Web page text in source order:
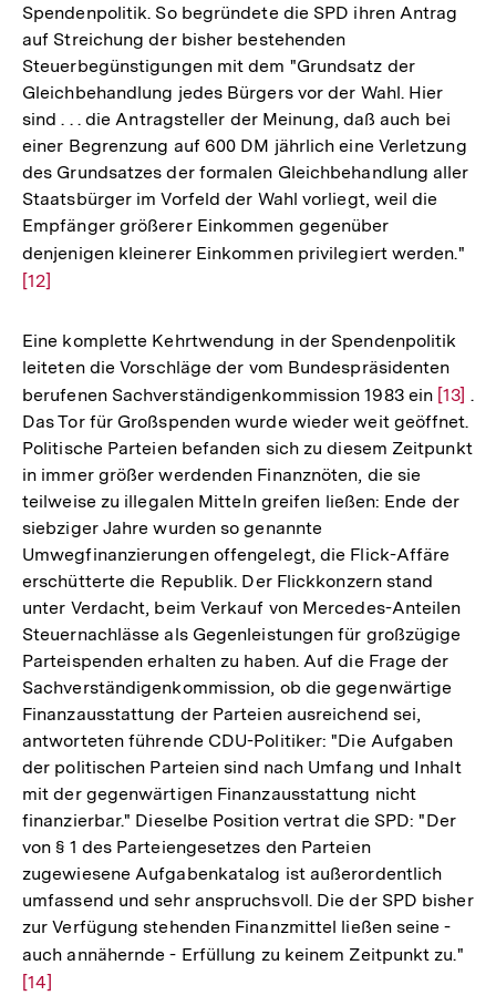
Spendenpolitik. So begründete die SPD ihren Antrag
auf Streichung der bisher bestehenden
Steuerbegünstigungen mit dem "Grundsatz der
Gleichbehandlung jedes Bürgers vor der Wahl. Hier
sind . . . die Antragsteller der Meinung, daß auch bei
einer Begrenzung auf 600 DM jährlich eine Verletzung
des Grundsatzes der formalen Gleichbehandlung aller
Staatsbürger im Vorfeld der Wahl vorliegt, weil die
Empfänger größerer Einkommen gegenüber
denjenigen kleinerer Einkommen privilegiert werden."
[12]
Eine komplette Kehrtwendung in der Spendenpolitik
leiteten die Vorschläge der vom Bundespräsidenten
berufenen Sachverständigenkommission 1983 ein Zur
der
[13] .
Das Tor für Großspenden wurde wieder weit geöffnet.
Politische Parteien befanden sich zu diesem Zeitpunkt
in immer größer werdenden Finanznöten, die sie
teilweise zu illegalen Mitteln greifen ließen: Ende der
siebziger Jahre wurden so genannte
Umwegfinanzierungen offengelegt, die Flick-Affäre
erschütterte die Republik. Der Flickkonzern stand
unter Verdacht, beim Verkauf von Mercedes-Anteilen
Steuernachlässe als Gegenleistungen für großzügige
Parteispenden erhalten zu haben. Auf die Frage der
Sachverständigenkommission, ob die gegenwärtige
Finanzausstattung der Parteien ausreichend sei,
antworteten führende CDU-Politiker: "Die Aufgaben
der politischen Parteien sind nach Umfang und Inhalt
mit der gegenwärtigen Finanzausstattung nicht
finanzierbar." Dieselbe Position vertrat die SPD: "Der
von § 1 des Parteiengesetzes den Parteien
zugewiesene Aufgabenkatalog ist außerordentlich
umfassend und sehr anspruchsvoll. Die der SPD bisher
zur Verfügung stehenden Finanzmittel ließen seine -
auch annähernde - Erfüllung zu keinem Zeitpunkt zu."
[14]